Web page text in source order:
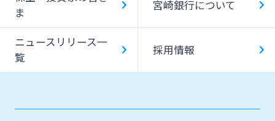
ま
宮崎銀行について
ニュースリリース一
覧
採用情報